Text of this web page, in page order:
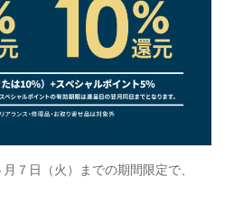
７日（火）までの期間限定で、